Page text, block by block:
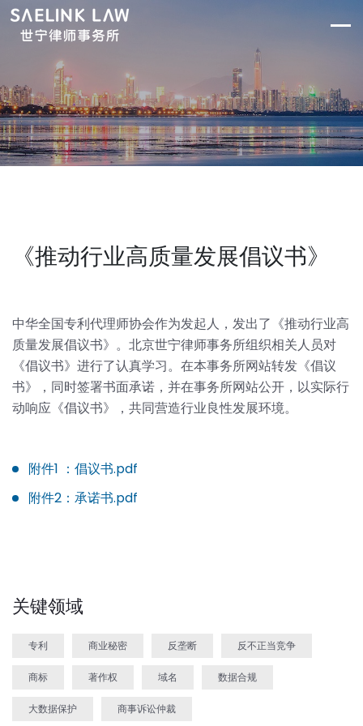
《推动行业高质量发展倡议书》
中华全国专利代理师协会作为发起人，发出了《推动行业高
质量发展倡议书》。北京世宁律师事务所组织相关人员对
《倡议书》进行了认真学习。在本事务所网站转发《倡议
书》，同时签署书面承诺，并在事务所网站公开，以实际行
动响应《倡议书》，共同营造行业良性发展环境。
附件1 ：倡议书.pdf
附件2：承诺书.pdf
关键领域
专利 商业秘密 反垄断 反不正当竞争
商标 著作权 域名 数据合规
大数据保护 商事诉讼仲裁